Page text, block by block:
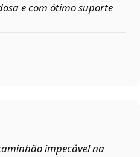
e com ótimo suporte
impecável na